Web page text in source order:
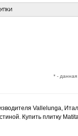
* - данная
Vallelunga,
Купить плитку